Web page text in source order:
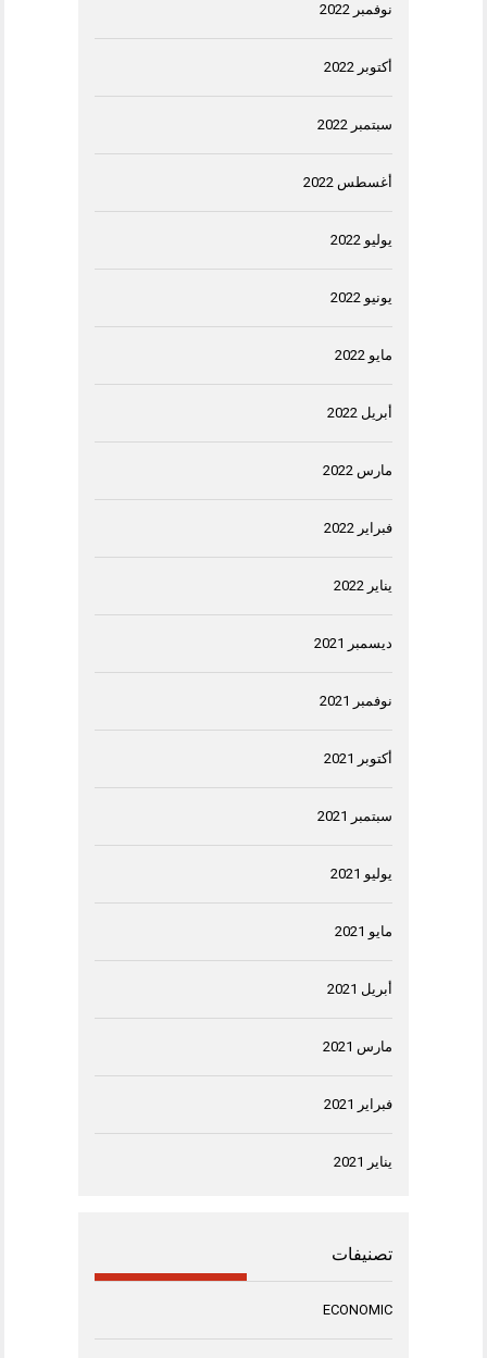
نوفمبر 2022
أكتوبر 2022
سبتمبر 2022
أغسطس 2022
يوليو 2022
يونيو 2022
مايو 2022
أبريل 2022
مارس 2022
فبراير 2022
يناير 2022
ديسمبر 2021
نوفمبر 2021
أكتوبر 2021
سبتمبر 2021
يوليو 2021
مايو 2021
أبريل 2021
مارس 2021
فبراير 2021
يناير 2021
تصنيفات
ECONOMIC